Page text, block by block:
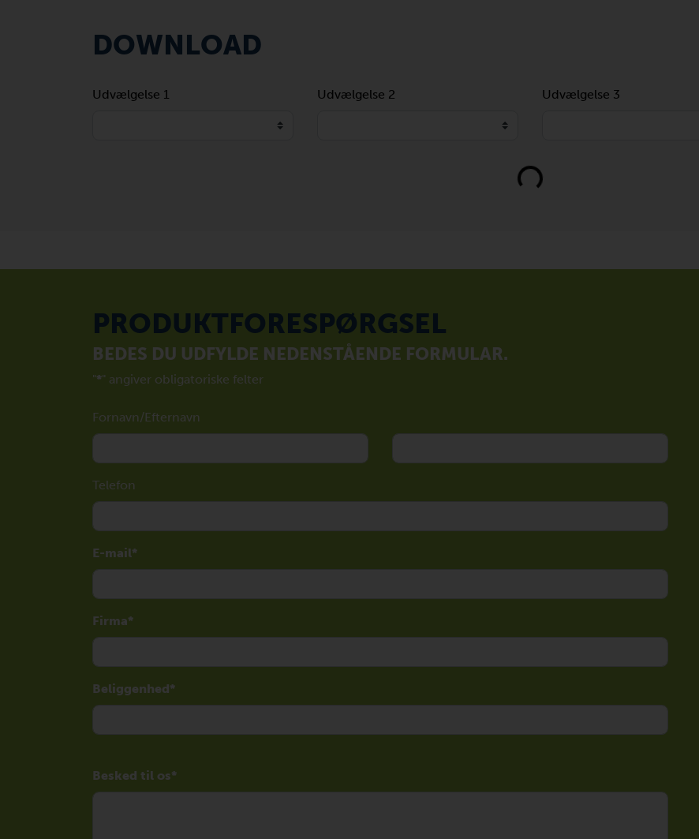
DOWNLOAD
Udvælgelse 1 Udvælgelse 2 Udvælgelse 3
Loading...
PRODUKTFORESPØRGSEL
BEDES DU UDFYLDE NEDENSTÅENDE FORMULAR.
"*" angiver obligatoriske felter
Fornavn/Efternavn
Telefon
E-mail
Firma
Beliggenhed
Besked til os